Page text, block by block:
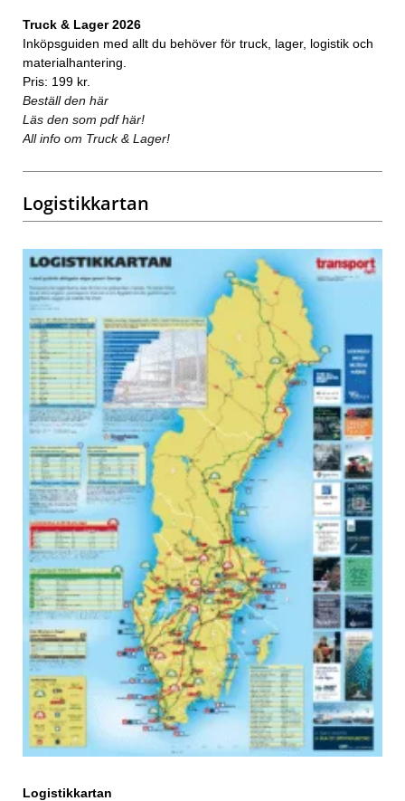
Truck & Lager 2026
Inköpsguiden med allt du behöver för truck, lager, logistik och
materialhantering.
Pris: 199 kr.
Beställ den här
Läs den som pdf här!
All info om Truck & Lager!
Logistikkartan
Logistikkartan